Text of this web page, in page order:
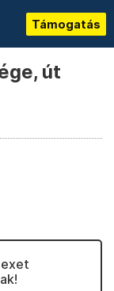
Támogatás
út